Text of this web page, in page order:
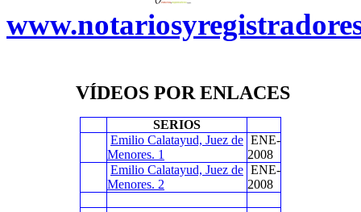
VÍDEOS POR ENLACES
SERIOS
Emilio Calatayud, Juez de
Menores. 1
ENE-
2008
Emilio Calatayud, Juez de
Menores. 2
ENE-
2008